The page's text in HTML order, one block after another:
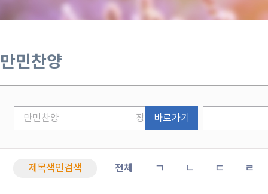
만민찬양
바로가기
제목색인검색 전체 ㄱ ㄴ ㄷ ㄹ